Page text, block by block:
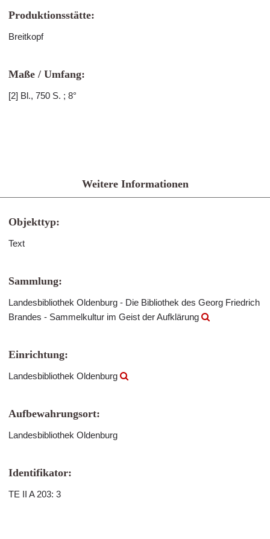
Produktionsstätte:
Breitkopf
Maße / Umfang:
[2] Bl., 750 S. ; 8°
Weitere Informationen
Objekttyp:
Text
Sammlung:
Landesbibliothek Oldenburg - Die Bibliothek des Georg Friedrich
Brandes - Sammelkultur im Geist der Aufklärung
Einrichtung:
Landesbibliothek Oldenburg
Aufbewahrungsort:
Landesbibliothek Oldenburg
Identifikator:
TE II A 203: 3